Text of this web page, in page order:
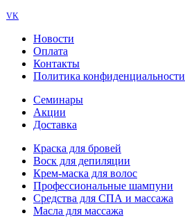
VK
Новости
Оплата
Контакты
Политика конфиденциальности
Семинары
Акции
Доставка
Краска для бровей
Воск для депиляции
Крем-маска для волос
Профессиональные шампуни
Средства для СПА и массажа
Масла для массажа